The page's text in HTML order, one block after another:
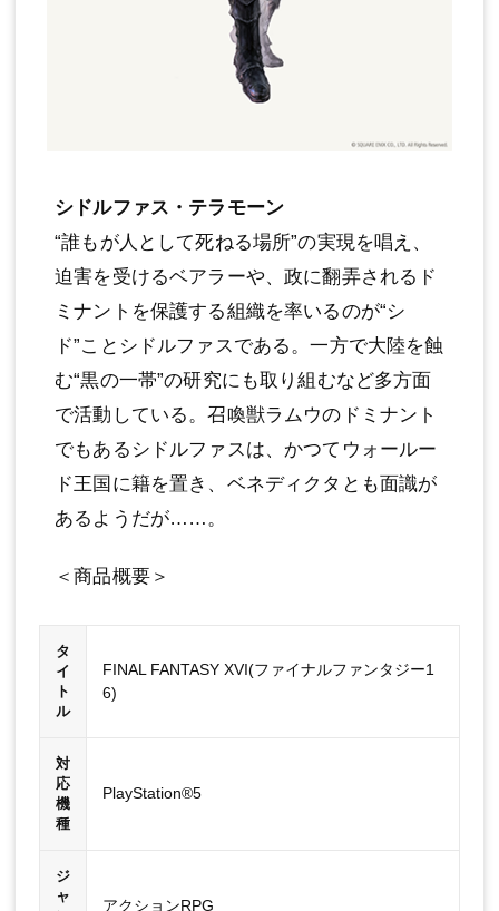
シドルファス・テラモーン
“誰もが人として死ねる場所”の実現を唱え、
迫害を受けるベアラーや、政に翻弄されるド
ミナントを保護する組織を率いるのが“シ
ド”ことシドルファスである。一方で大陸を蝕
む“黒の一帯”の研究にも取り組むなど多方面
で活動している。召喚獣ラムウのドミナント
でもあるシドルファスは、かつてウォールー
ド王国に籍を置き、ベネディクタとも面識が
あるようだが……。
＜商品概要＞
タ
イ
ト
ル
FINAL FANTASY XVI(ファイナルファンタジー1
6)
対
応
機
種
PlayStation®5
ジ
ャ
アクションRPG